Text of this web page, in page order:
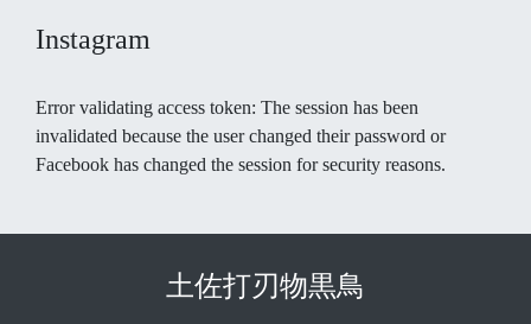
Instagram
Error validating access token: The session has been
invalidated because the user changed their password or
Facebook has changed the session for security reasons.
土佐打刃物黒鳥